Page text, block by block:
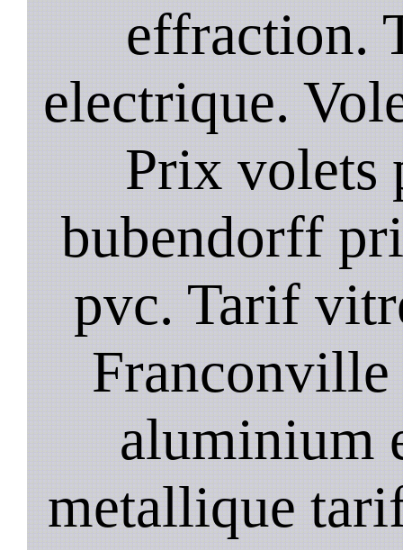
effraction.
electrique.
Prix volets
bubendorff
pvc. Tarif
aluminium
metallique